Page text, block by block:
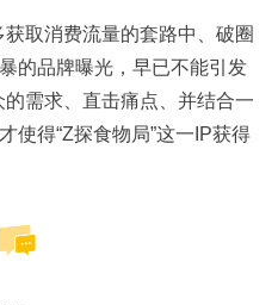
取消费流量的套路中、破圈
的品牌曝光，早已不能引发
需求、直击痛点、并结合一
使得“Z探食物局”这一IP获得